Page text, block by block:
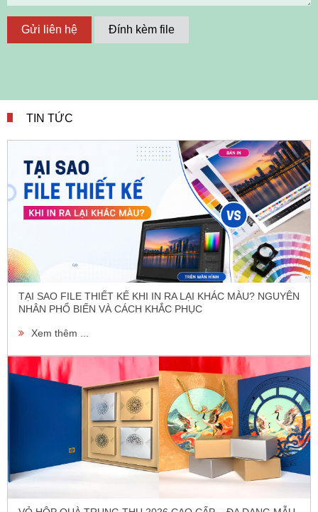
Gửi liên hệ Đính kèm file
TIN TỨC
TẠI SAO FILE THIẾT KẾ KHI IN RA LẠI KHÁC MÀU? NGUYÊN
NHÂN PHỔ BIẾN VÀ CÁCH KHẮC PHỤC
Xem thêm ...